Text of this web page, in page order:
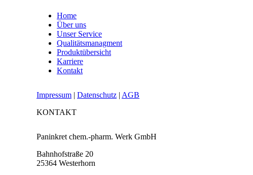
Home
Über uns
Unser Service
Qualitätsmanagment
Produktübersicht
Karriere
Kontakt
Impressum | Datenschutz | AGB
KONTAKT
Paninkret chem.-pharm. Werk GmbH
Bahnhofstraße 20
25364 Westerhorn